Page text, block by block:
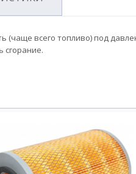
(чаще всего топливо) под
сгорание.